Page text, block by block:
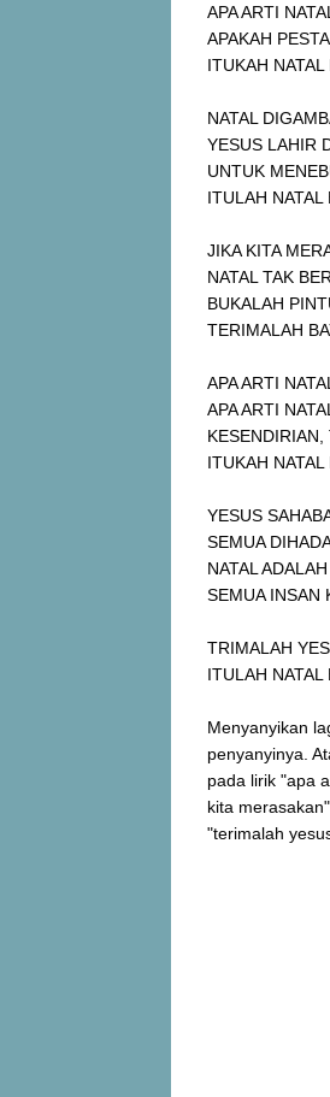
APA ARTI
APAKAH
ITUKAH
NATAL
YESUS LAHIR
UNTUK
ITULAH NATAL
JIKA KITA
NATAL TAK
BUKALAH
TERIMALAH
APA ARTI
APA ARTI
KESENDIRIAN,
ITUKAH NATAL
YESUS
SEMUA
NATAL
SEMUA INSAN
TRIMALAH
ITULAH NATAL
Menyanyikan
penyanyinya.
pada lirik "apa
kita
"terimalah